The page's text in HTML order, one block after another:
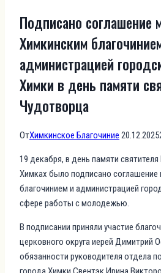
Подписано соглашение
Химкинским
администрацией
Химки в день памяти
Чудотворца
ОтХимкинское Благочиние 20.12.2025
19 декабря, в день памяти
Химках было подписано
благочинием и администрацией
сфере работы с молодежью.
В подписании приняли участие
церковного округа иерей Димитрий
обязанности руководителя отдела